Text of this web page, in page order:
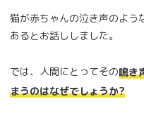
猫が赤ちゃんの泣き声のよう
あるとお話ししました。
では、人間にとってその鳴き
まうのはなぜでしょうか?